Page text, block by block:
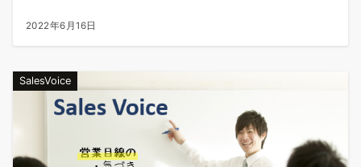
2022年6月16日
SalesVoice